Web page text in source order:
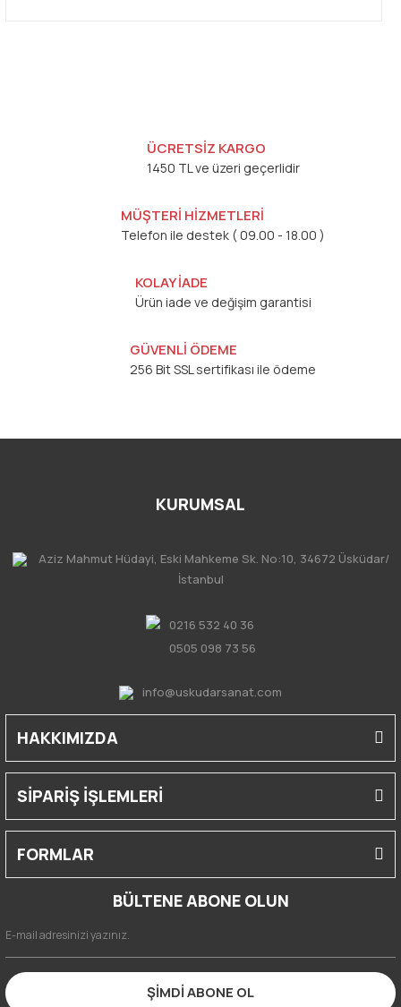
ÜCRETSİZ KARGO
1450 TL ve üzeri geçerlidir
MÜŞTERİ HİZMETLERİ
Telefon ile destek ( 09.00 - 18.00 )
KOLAY İADE
Ürün iade ve değişim garantisi
GÜVENLİ ÖDEME
256 Bit SSL sertifikası ile ödeme
KURUMSAL
Aziz Mahmut Hüdayi, Eski Mahkeme Sk. No:10, 34672 Üsküdar/
İstanbul
0216 532 40 36
0505 098 73 56
info@uskudarsanat.com
HAKKIMIZDA
SİPARİŞ İŞLEMLERİ
FORMLAR
BÜLTENE ABONE OLUN
ŞİMDİ ABONE OL